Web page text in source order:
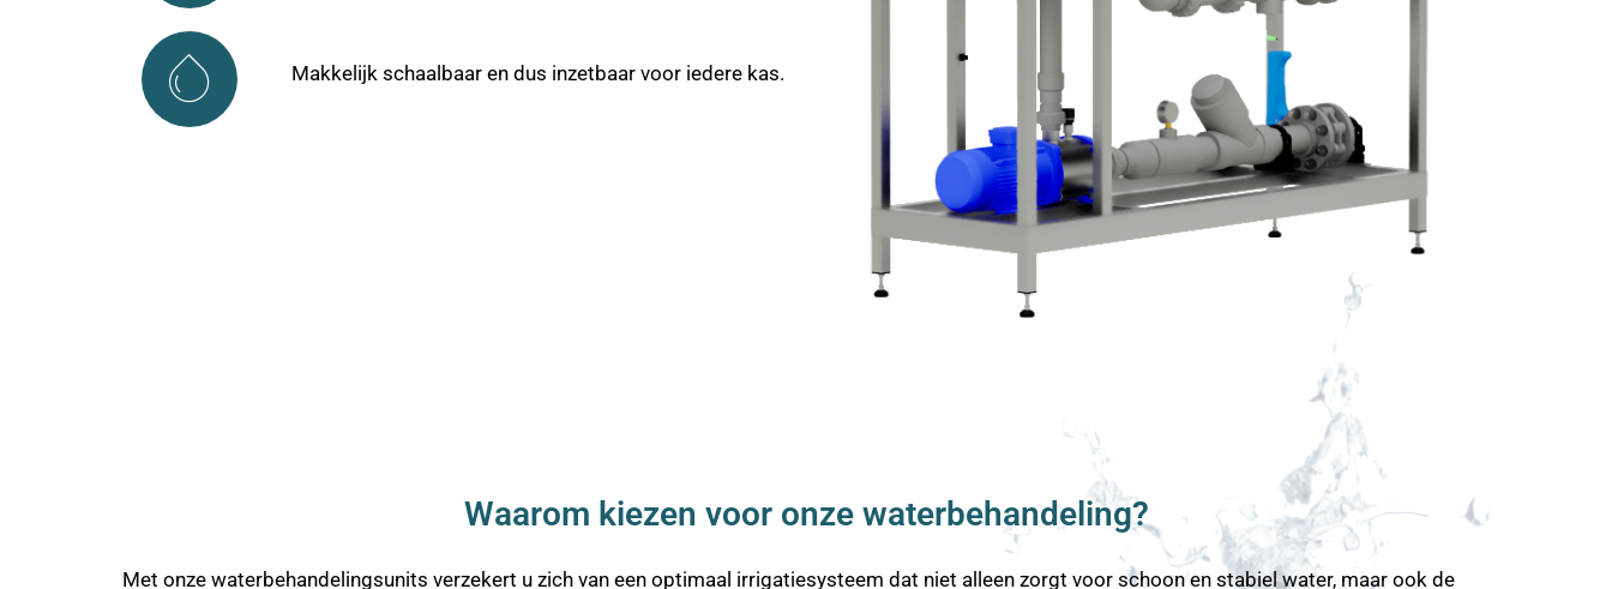
Makkelijk schaalbaar en dus inzetbaar voor iedere kas.
Waarom kiezen voor onze waterbehandeling?
Met onze waterbehandelingsunits verzekert u zich van een optimaal irrigatiesysteem dat niet alleen zorgt voor schoon en stabiel water, maar ook de